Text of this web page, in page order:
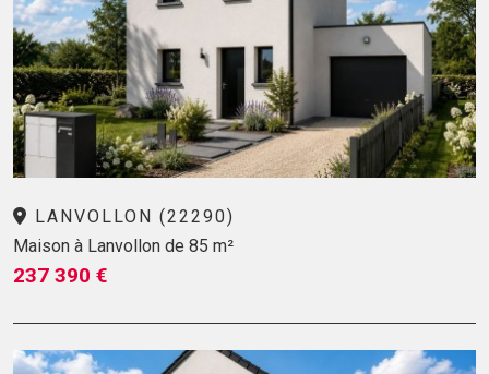
LANVOLLON (22290)
Maison à Lanvollon de 85 m²
237 390 €